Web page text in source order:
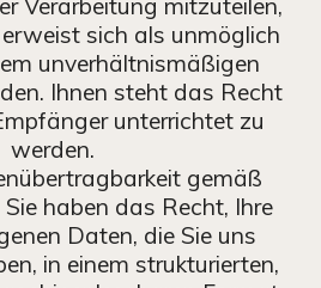
sich als unmöglich
unverhältnismäßigen
Ihnen steht das Recht
unterrichtet zu
werden.
gemäß
haben das Recht, Ihre
Daten, die Sie uns
in einem strukturierten,